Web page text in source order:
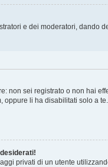
e dei moderatori, dando
non sei registrato o non hai
li ha disabilitati solo a
privati ​​di un utente